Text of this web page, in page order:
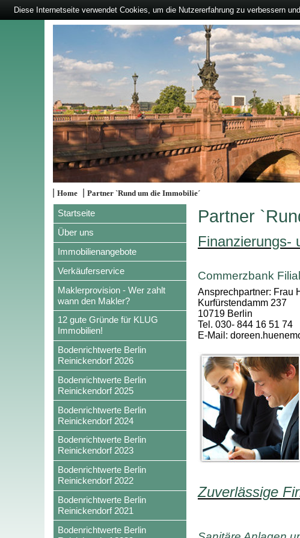
|Home |Partner `Rund um die Immobilie´
Startseite
Über uns
Immobilienangebote
Verkäuferservice
Maklerprovision - Wer zahlt
wann den Makler?
12 gute Gründe für KLUG
Immobilien!
Bodenrichtwerte Berlin
Reinickendorf 2026
Bodenrichtwerte Berlin
Reinickendorf 2025
Bodenrichtwerte Berlin
Reinickendorf 2024
Bodenrichtwerte Berlin
Reinickendorf 2023
Bodenrichtwerte Berlin
Reinickendorf 2022
Bodenrichtwerte Berlin
Reinickendorf 2021
Bodenrichtwerte Berlin
Partner
Finanzierungs-
Commerzbank
Ansprechpartner: Frau
Kurfürstendamm 237
10719 Berlin
Tel. 030- 844 16 51 74
E-Mail:
Zuverlässige
Diese Internetseite verwendet Cookies, um die Nutzererfahrung zu verbessern